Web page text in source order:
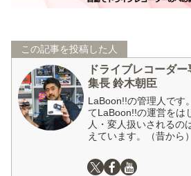
この記事を投稿した人
ドライブレコーダ
集長 鈴木朝臣
LaBoon!!の管理人で
てLaBoon!!の運営をは
人・変人扱いされるの
えています。（昔から）